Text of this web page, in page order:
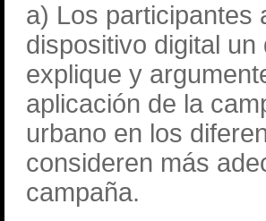
a) Los participantes
dispositivo digital
explique y
aplicación de la
urbano en los
consideren más
campaña.